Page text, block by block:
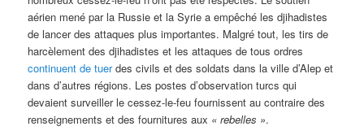
aérien mené par la Russie et la Syrie a empêché les djihadistes
de lancer des attaques plus importantes. Malgré tout, les tirs de
harcèlement des djihadistes et les attaques de tous ordres
continuent de tuerdes civils et des soldats dans la ville d’Alep et
dans d’autres régions. Les postes d’observation turcs qui
devaient surveiller le cessez-le-feu fournissent au contraire des
renseignements et des fournitures aux « rebelles ».